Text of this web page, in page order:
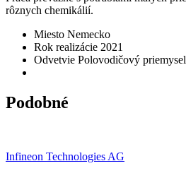
rôznych chemikálií.
Miesto Nemecko
Rok realizácie 2021
Odvetvie Polovodičový priemysel
Podobné
Infineon Technologies AG